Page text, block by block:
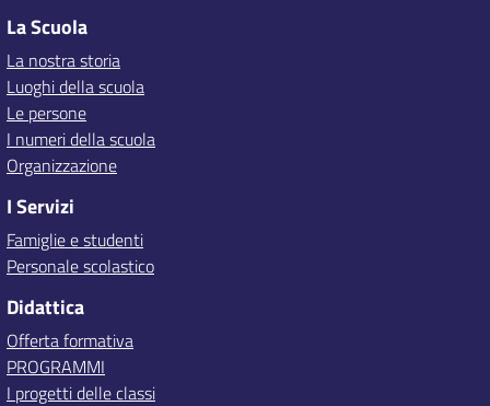
La Scuola
La nostra storia
Luoghi della scuola
Le persone
I numeri della scuola
Organizzazione
I Servizi
Famiglie e studenti
Personale scolastico
Didattica
Offerta formativa
PROGRAMMI
I progetti delle classi